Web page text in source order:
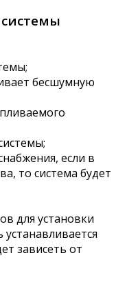
бесшумную
если в
то система будет
для установки
зависеть от